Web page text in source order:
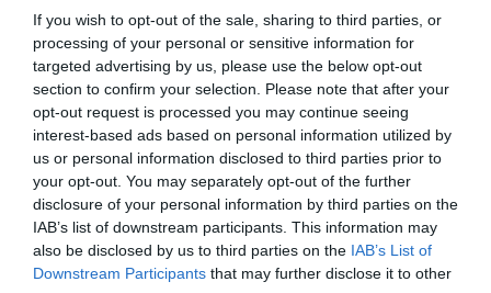
If you wish to opt-out of the sale, sharing to third parties, or
processing of your personal or sensitive information for
targeted advertising by us, please use the below opt-out
section to confirm your selection. Please note that after your
opt-out request is processed you may continue seeing
interest-based ads based on personal information utilized by
us or personal information disclosed to third parties prior to
your opt-out. You may separately opt-out of the further
disclosure of your personal information by third parties on the
IAB’s list of downstream participants. This information may
also be disclosed by us to third parties on the IAB’s List of
Downstream Participants that may further disclose it to other
συνέντευξη στον Βασίλη Κουφόπουλο, αναλύει
το χρονοδιάγραμμα για τις περιφερειακές και
ραδιοφωνικές άδειες, το πακέτο στήριξης των 80
εκατομμυρίων ευρώ για τον Τύπο, αλλά και την
πρωτοβουλία για την άρση της ανωνυμίας στο
διαδίκτυο.